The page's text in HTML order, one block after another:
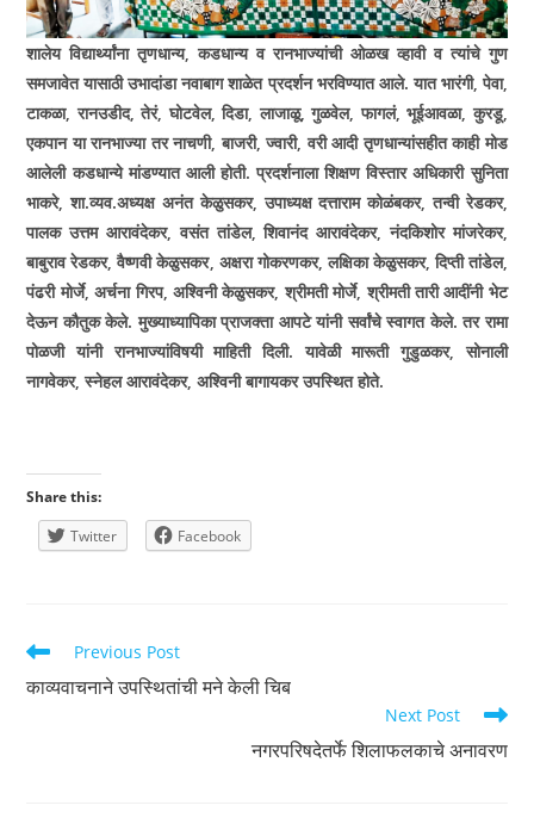
शालेय विद्यार्थ्यांना तृणधान्य,कडधान्य व रानभाज्यांची ओळख व्हावी व त्यांचे गुण
समजावेत यासाठी उभादांडा नवाबाग शाळेत प्रदर्शन भरविण्यात आले. यात भारंगी,पेवा,
टाकळा,रानउडीद,तेरं,घोटवेल,दिडा,लाजाळू,गुळवेल,फागलं,भूईआवळा,कुरडू,
एकपान या रानभाज्या तर नाचणी,बाजरी,ज्वारी,वरी आदी तृणधान्यांसहीत काही मोड
आलेली कडधान्ये मांडण्यात आली होती. प्रदर्शनाला शिक्षण विस्तार अधिकारी सुनिता
भाकरे,शा.व्यव.अध्यक्ष अनंत केळुसकर,उपाध्यक्ष दत्ताराम कोळंबकर,तन्वी रेडकर,
पालक उत्तम आरावंदेकर,वसंत तांडेल,शिवानंद आरावंदेकर,नंदकिशोर मांजरेकर,
बाबुराव रेडकर,वैष्णवी केळुसकर, अक्षरा गोकरणकर,लक्षिका केळुसकर,दिप्ती तांडेल,
पंढरी मोर्जे,अर्चना गिरप, अश्विनी केळुसकर,श्रीमती मोर्जे,श्रीमती तारी आदींनी भेट
देऊन कौतुक केले. मुख्याध्यापिका प्राजक्ता आपटे यांनी सर्वांचे स्वागत केले. तर रामा
पोळजी यांनी रानभाज्यांविषयी माहिती दिली. यावेळी मारूती गुडुळकर,सोनाली
नागवेकर,स्नेहल आरावंदेकर,अश्विनी बागायकर उपस्थित होते.
Share this:
Twitter
Facebook
Read
articles
Previous Post
काव्यवाचनाने उपस्थितांची मने केली चिब
Next Post
नगरपरिषदेतर्फे शिलाफलकाचे अनावरण